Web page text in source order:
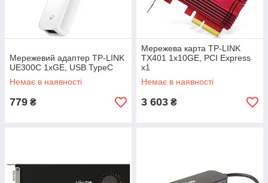
Мережевий адаптер TP-LINK
UE300C 1xGE, USB TypeC
Немає в наявності
779 ₴
Мережева карта TP-LINK
TX401 1x10GE, PCI Express
x1
Немає в наявності
3 603 ₴